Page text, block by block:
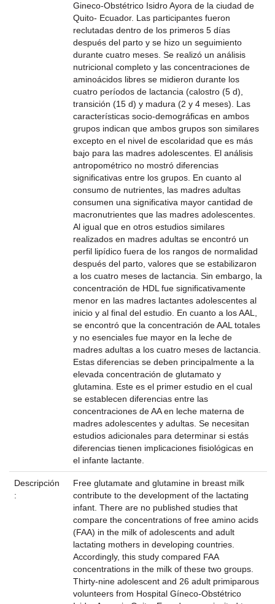
Gineco-Obstétrico Isidro Ayora de la ciudad de
Quito- Ecuador. Las participantes fueron
reclutadas dentro de los primeros 5 días
después del parto y se hizo un seguimiento
durante cuatro meses. Se realizó un análisis
nutricional completo y las concentraciones de
aminoácidos libres se midieron durante los
cuatro períodos de lactancia (calostro (5 d),
transición (15 d) y madura (2 y 4 meses). Las
características socio-demográficas en ambos
grupos indican que ambos grupos son similares
excepto en el nivel de escolaridad que es más
bajo para las madres adolescentes. El análisis
antropométrico no mostró diferencias
significativas entre los grupos. En cuanto al
consumo de nutrientes, las madres adultas
consumen una significativa mayor cantidad de
macronutrientes que las madres adolescentes.
Al igual que en otros estudios similares
realizados en madres adultas se encontró un
perfil lipídico fuera de los rangos de normalidad
después del parto, valores que se estabilizaron
a los cuatro meses de lactancia. Sin embargo, la
concentración de HDL fue significativamente
menor en las madres lactantes adolescentes al
inicio y al final del estudio. En cuanto a los AAL,
se encontró que la concentración de AAL totales
y no esenciales fue mayor en la leche de
madres adultas a los cuatro meses de lactancia.
Estas diferencias se deben principalmente a la
elevada concentración de glutamato y
glutamina. Este es el primer estudio en el cual
se establecen diferencias entre las
concentraciones de AA en leche materna de
madres adolescentes y adultas. Se necesitan
estudios adicionales para determinar si estás
diferencias tienen implicaciones fisiológicas en
el infante lactante.
Descripción
:
Free glutamate and glutamine in breast milk
contribute to the development of the lactating
infant. There are no published studies that
compare the concentrations of free amino acids
(FAA) in the milk of adolescents and adult
lactating mothers in developing countries.
Accordingly, this study compared FAA
concentrations in the milk of these two groups.
Thirty-nine adolescent and 26 adult primiparous
volunteers from Hospital Gíneco-Obstétrico